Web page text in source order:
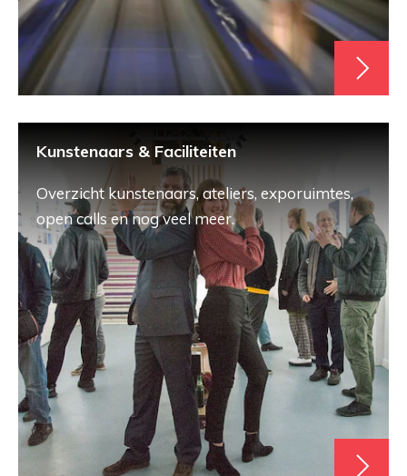
Kunstenaars & Faciliteiten
Overzicht kunstenaars, ateliers, exporuimtes,
open calls en nog veel meer.